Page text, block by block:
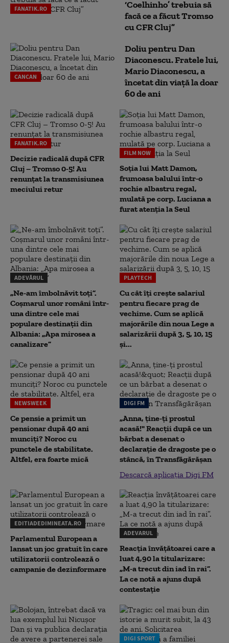
FANATIK.RO
‘Coelhinho’ trebuia să
facă ce a făcut Tromso
cu CFR Cluj”
CANCAN
Doliu pentru Dan
Diaconescu. Fratele lui,
Mario Diaconescu, a
încetat din viață la doar
60 de ani
FANATIK.RO
Decizie radicală după CFR
Cluj – Tromso 0-5! Au
renunțat la transmisiunea
meciului retur
FILM NOW
Soția lui Matt Damon,
frumoasa balului într-o
rochie albastru regal,
mulată pe corp. Luciana a
furat atenția la Seul
ADEVĂRUL
„Ne-am îmbolnăvit toți”.
Coșmarul unor români într-
una dintre cele mai
populare destinații din
Albania: „Apa mirosea a
canalizare”
PLAYTECH
Cu cât îți crește salariul
pentru fiecare prag de
vechime. Cum se aplică
majorările din noua Lege a
salarizării după 3, 5, 10, 15
și...
NEWSWEEK
Ce pensie a primit un
pensionar după 40 ani
munciți? Noroc cu
punctele de stabilitate.
Altfel, era foarte mică
DIGI FM
„Anna, ţine-ţi prostul
acasă!" Reacţii după ce un
bărbat a desenat o
declaraţie de dragoste pe o
stâncă, în Transfăgărăşan
Descarcă aplicația Digi FM
EDITIADEDIMINEATA.RO
Parlamentul European a
lansat un joc gratuit în care
utilizatorii controlează o
campanie de dezinformare
ADEVARUL
Reacția învățătoarei care a
luat 4,90 la titularizare:
„M-a trecut din iad în rai”.
La ce notă a ajuns după
contestație
DIGI SPORT